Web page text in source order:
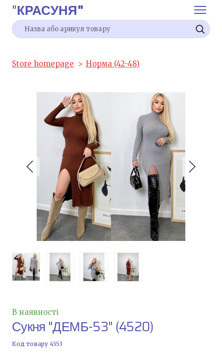
"КРАСУНЯ"
Store homepage Норма (42-48)
В наявності
Сукня "ДЕМБ-53" (4520)
Код товару 4553